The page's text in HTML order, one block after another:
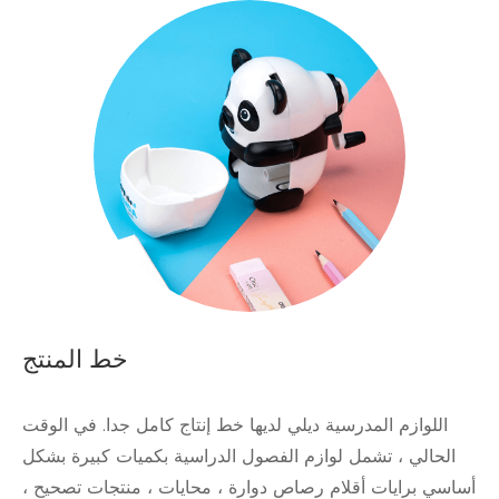
خط المنتج
اللوازم المدرسية ديلي لديها خط إنتاج كامل جدا. في الوقت
الحالي ، تشمل لوازم الفصول الدراسية بكميات كبيرة بشكل
أساسي برايات أقلام رصاص دوارة ، محايات ، منتجات تصحيح ،